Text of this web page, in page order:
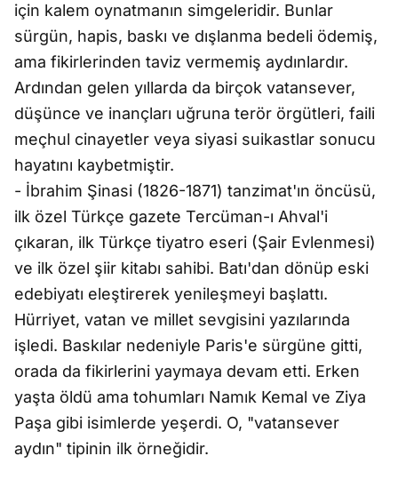
için kalem oynatmanın simgeleridir. Bunlar
sürgün, hapis, baskı ve dışlanma bedeli ödemiş,
ama fikirlerinden taviz vermemiş aydınlardır.
Ardından gelen yıllarda da birçok vatansever,
düşünce ve inançları uğruna terör örgütleri, faili
meçhul cinayetler veya siyasi suikastlar sonucu
hayatını kaybetmiştir.
- İbrahim Şinasi (1826-1871) tanzimat'ın öncüsü,
ilk özel Türkçe gazete Tercüman-ı Ahval'i
çıkaran, ilk Türkçe tiyatro eseri (Şair Evlenmesi)
ve ilk özel şiir kitabı sahibi. Batı'dan dönüp eski
edebiyatı eleştirerek yenileşmeyi başlattı.
Hürriyet, vatan ve millet sevgisini yazılarında
işledi. Baskılar nedeniyle Paris'e sürgüne gitti,
orada da fikirlerini yaymaya devam etti. Erken
yaşta öldü ama tohumları Namık Kemal ve Ziya
Paşa gibi isimlerde yeşerdi. O, "vatansever
aydın" tipinin ilk örneğidir.